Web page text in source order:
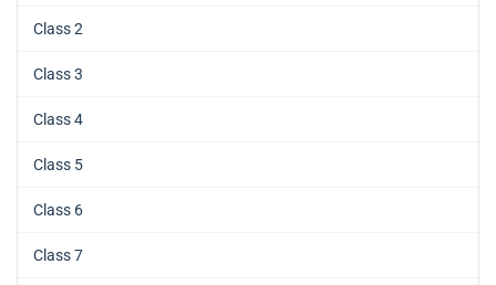
Class 2
Class 3
Class 4
Class 5
Class 6
Class 7